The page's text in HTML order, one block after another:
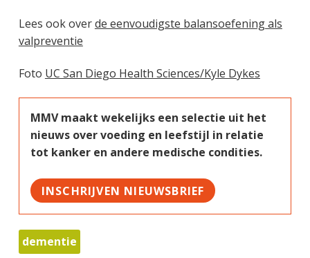
Lees ook overde eenvoudigste balansoefening als
valpreventie
Foto UC San Diego Health Sciences/Kyle Dykes
MMV maakt wekelijks een selectie uit het
nieuws over voeding en leefstijl in relatie
tot kanker en andere medische condities.
INSCHRIJVEN NIEUWSBRIEF
dementie